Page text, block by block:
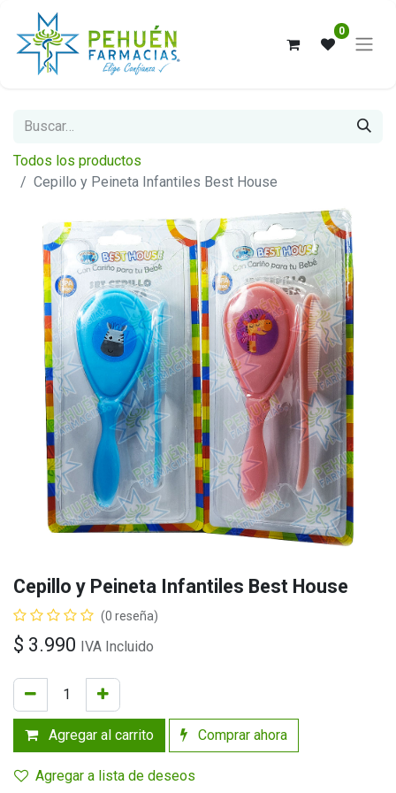
0
Todos los productos
Cepillo y Peineta Infantiles Best House
Cepillo y Peineta Infantiles Best House
(0 reseña)
$ 3.990 IVA Incluido
Agregar al carrito Comprar ahora
Agregar a lista de deseos